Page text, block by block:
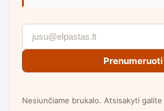
Prenumeruoti
Nesiunčiame brukalo. Atsisakyti